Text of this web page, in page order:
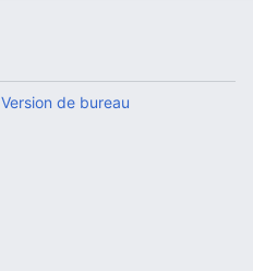
Version de bureau